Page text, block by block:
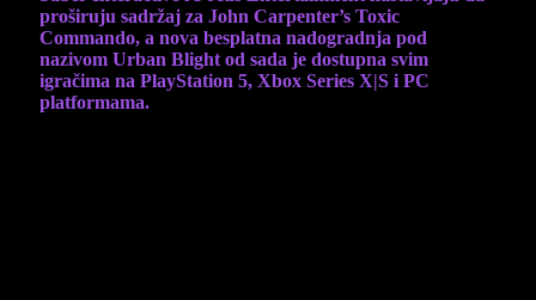
proširuju sadržaj za John Carpenter’s Toxic
Commando, a nova besplatna nadogradnja pod
nazivom Urban Blight od sada je dostupna svim
igračima na PlayStation 5, Xbox Series X|S i PC
platformama.